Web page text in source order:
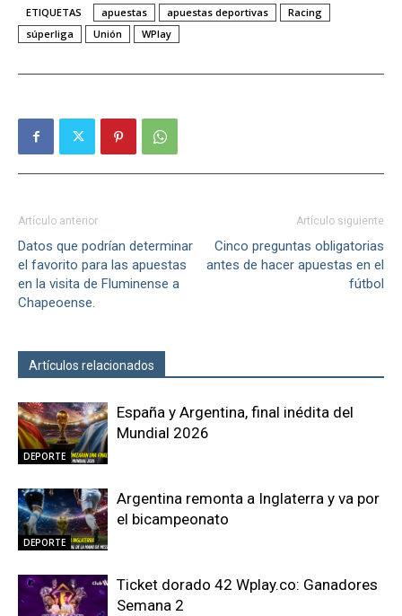
ETIQUETAS apuestas apuestas deportivas
Racing
súperliga
Unión WPlay
Artículo anterior
Datos que podrían determinar
el favorito para las apuestas
en la visita de Fluminense a
Chapeoense.
Artículo siguiente
Cinco preguntas obligatorias
antes de hacer apuestas en el
fútbol
Artículos relacionados
DEPORTE
España y Argentina, final inédita del
Mundial 2026
DEPORTE
Argentina remonta a Inglaterra y va por
el bicampeonato
Ticket dorado 42 Wplay.co: Ganadores
Semana 2